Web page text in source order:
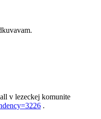
v lezeckej komunite
.